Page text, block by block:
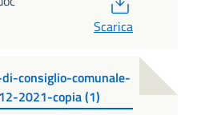
Scarica
consiglio-comunale-
2021-copia (1)